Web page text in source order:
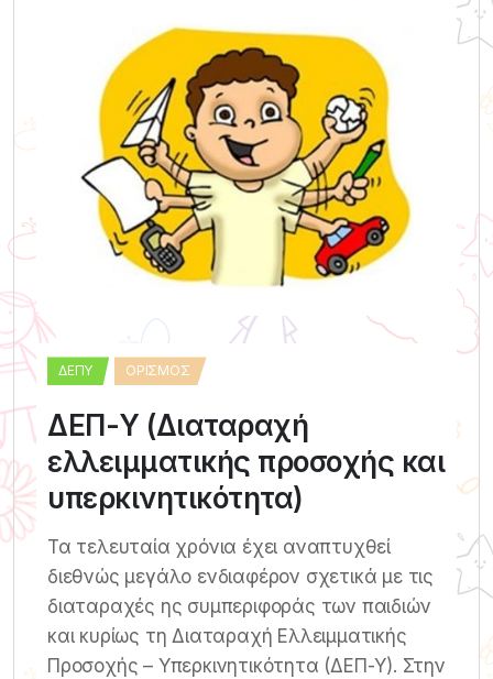
ΔΕΠΥ ΟΡΙΣΜΌΣ
ΔΕΠ-Υ (Διαταραχή
ελλειμματικής προσοχής και
υπερκινητικότητα)
Τα τελευταία χρόνια έχει αναπτυχθεί
διεθνώς μεγάλο ενδιαφέρον σχετικά με τις
διαταραχές ης συμπεριφοράς των παιδιών
και κυρίως τη Διαταραχή Ελλειμματικής
Προσοχής – Υπερκινητικότητα (ΔΕΠ-Υ). Στην